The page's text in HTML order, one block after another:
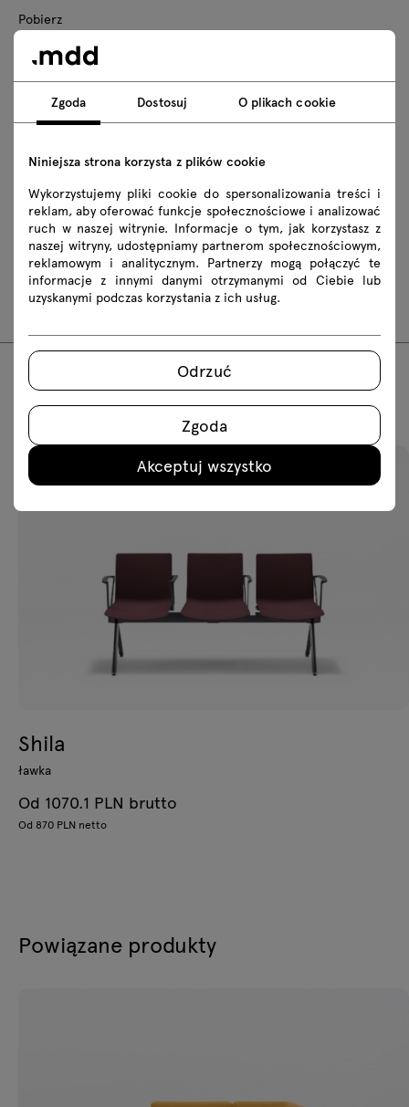
Pobierz
Zdjęcia
Zasady użytkowania
skp
Revit
Instrukcje montażu
KAV11B
Polecane produkty
Shila
ławka
Od 1070.1 PLN brutto
Od 870 PLN netto
Powiązane produkty
Zgoda Dostosuj O plikach cookie
Niniejsza strona korzysta z plików cookie
Wykorzystujemy pliki cookie do spersonalizowania treści i
reklam, aby oferować funkcje społecznościowe i analizować
ruch w naszej witrynie. Informacje o tym, jak korzystasz z
naszej witryny, udostępniamy partnerom społecznościowym,
reklamowym i analitycznym. Partnerzy mogą połączyć te
informacje z innymi danymi otrzymanymi od Ciebie lub
uzyskanymi podczas korzystania z ich usług.
Odrzuć
Zgoda
Akceptuj wszystko